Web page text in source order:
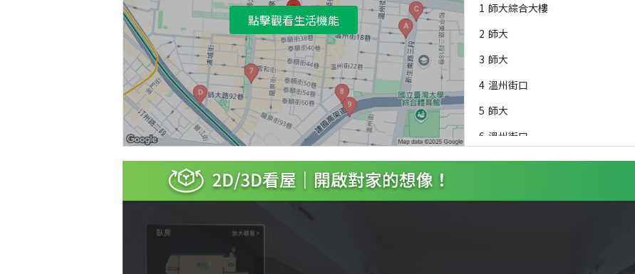
點擊觀看生活機能
1 師大綜合大樓
2 師大
3 師大
4 溫州街口
5 師大
6 溫州街口
7 師大路